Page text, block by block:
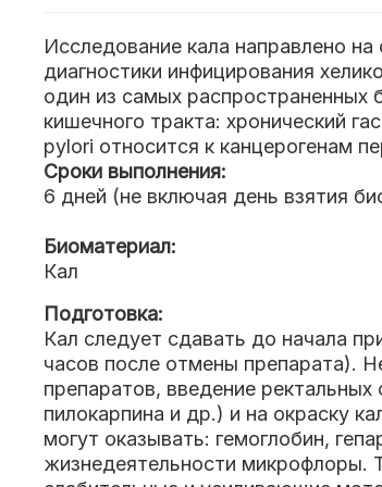
Исследование кала направлено
диагностики инфицирования
один из самых распространенных
кишечного тракта: хронический
pylori относится к канцерогенам
Сроки выполнения:
6 дней (не включая день взятия
Биоматериал:
Кал
Подготовка:
Кал следует сдавать до начала
часов после отмены препарата).
препаратов, введение
пилокарпина и др.) и на окраску
могут оказывать: гемоглобин,
жизнедеятельности микрофлоры.